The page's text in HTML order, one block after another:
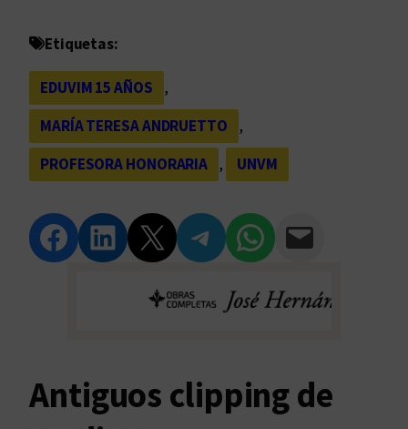
Etiquetas:
EDUVIM 15 AÑOS
,
MARÍA TERESA ANDRUETTO
,
PROFESORA HONORARIA
, UNVM
Compartir en Facebook Compartir en LinkedIn Compartir en Twitter Compartir en Telegram Compartir en WhatsApp Compartir vía Email
Antiguos clipping de